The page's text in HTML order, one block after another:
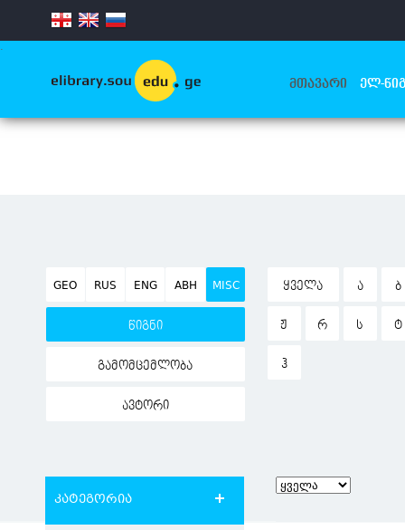
.
ᲛᲗᲐᲕᲐᲠᲘ ᲔᲚ-
GEO RUS ENG ABH MISC
წიგნი
გამომცემლობა
ავტორი
ᲧᲕᲔᲚᲐ Ა Ბ
Ჟ Რ Ს Ტ
Ჰ
კატეგორია